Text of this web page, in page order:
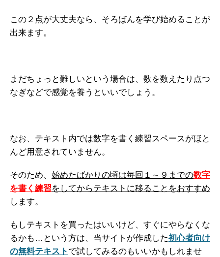
この２点が大丈夫なら、そろばんを学び始めることが
出来ます。
まだちょっと難しいという場合は、数を数えたり点つ
なぎなどで感覚を養うといいでしょう。
なお、テキスト内では数字を書く練習スペースがほと
んど用意されていません。
そのため、 始めたばかりの頃は毎回１～９までの数字
を書く練習をしてからテキストに移ることをおすすめ
します。
もしテキストを買ったはいいけど、すぐにやらなくな
るかも…という方は、当サイトが作成した初心者向け
の無料テキスト で試してみるのもいいかもしれませ